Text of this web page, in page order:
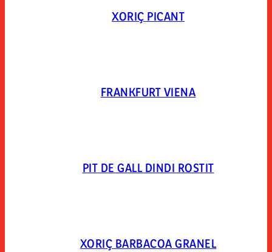
XORIÇ PICANT
FRANKFURT VIENA
PIT DE GALL DINDI ROSTIT
XORIÇ BARBACOA GRANEL